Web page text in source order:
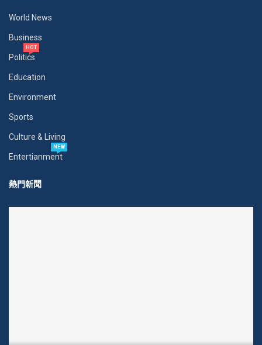
World News
Business
Politics
HOT
Education
Environment
Sports
Culture & Living
Entertianment
NEW
熱門新聞